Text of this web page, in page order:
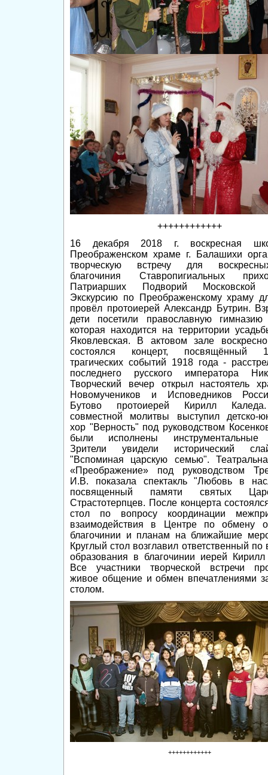
++++++++++++
16 декабря 2018 г. воскресная
Преображенском храме г. Балашихи
творческую встречу для
благочиния Ставропигиальных
Патриарших Подворий Московской
Экскурсию по Преображенскому храму
провёл протоиерей Александр Бутрин.
дети посетили православную гимназию
которая находится на территории
Яковлевская. В актовом зале
состоялся концерт, посвящённый
трагических событий 1918 года -
последнего русского императора
Творческий вечер открыл настоятель
Новомучеников и Исповедников
Бутово протоиерей Кирилл
совместной молитвы выступил детско-
хор "Верность" под руководством
были исполнены инструментальные
Зрители увидели исторический
"Вспоминая царскую семью".
«Преображение» под руководством
И.В. показала спектакль "Любовь в
посвященный памяти святых
Страстотерпцев. После концерта
стол по вопросу координации
взаимодействия в Центре по обмену
благочинии и планам на ближайшие
Круглый стол возглавил ответственный по
образования в благочинии иерей
Все участники творческой встречи
живое общение и обмен впечатлениями
столом.
++++++++++++